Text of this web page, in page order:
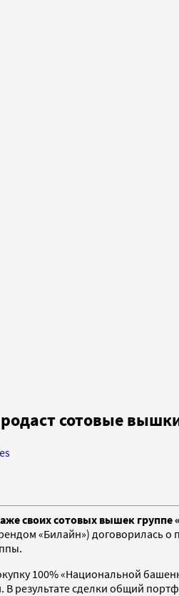
сотовые
своих сотовых вышек группе
«Билайн») договорилась
100% «Национальной
результате сделки общий